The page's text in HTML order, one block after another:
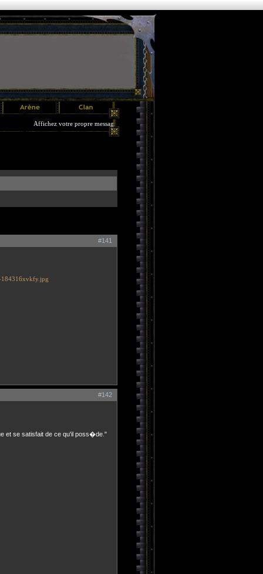
Affichez votre propre message pendant 3 jours !! Plus d'infos dans le menu Options.
#141
#142
et se satisfait de ce qu'il poss�de."